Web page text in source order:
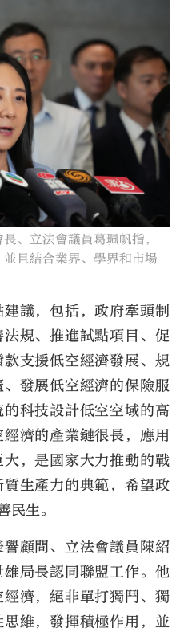
、立法會議員葛珮帆指，
且結合業界、學界和市場
議，包括，政府牽頭制
規、推進試點項目、促
支援低空經濟發展、規
發展低空經濟的保險服
科技設計低空空域的高
濟的產業鏈很長，應用
，是國家大力推動的戰
生產力的典範，希望政
民生。
譽顧問、立法會議員陳紹
局長認同聯盟工作。他
濟，絕非單打獨鬥、獨
維，發揮積極作用，並